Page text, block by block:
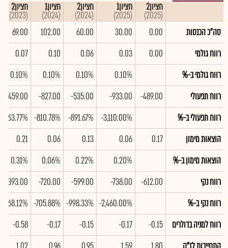
חציון2
(2025)
חציון1
(2025)
חציון2
(2024)
חציון1
(2024)
חציון2
(2023)
סה"כ הכנסות
0.00
30.00
60.00
102.00
69.00
רווח גולמי
0.00
0.03
0.06
0.10
0.07
רווח גולמי ב-%
0.10%
0.10%
0.10%
0.10%
רווח תפעולי
-489.00
-933.00
-535.00
-827.00
-2,459.00
רווח תפעולי ב-%
-3,110.00%
-891.67%
-810.78%
הוצאות מימון
0.17
0.06
0.13
0.06
0.21
הוצאות מימון ב-%
0.20%
0.22%
0.06%
0.31%
רווח נקי
-612.00
-738.00
-599.00
-720.00
-2,393.00
רווח נקי ב-%
-2,460.00%
-998.33%
-705.88%
רווח למניה בדולרים
-0.15
-0.17
-0.15
-0.17
-0.58